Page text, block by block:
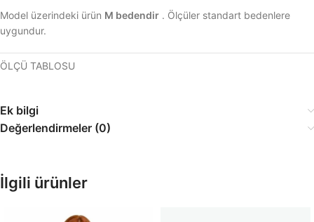
Model üzerindeki ürün M bedendir . Ölçüler standart bedenlere
uygundur.
ÖLÇÜ TABLOSU
Ek bilgi
Değerlendirmeler (0)
İlgili ürünler